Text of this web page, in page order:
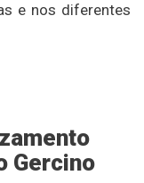
e nos diferentes
Gercino